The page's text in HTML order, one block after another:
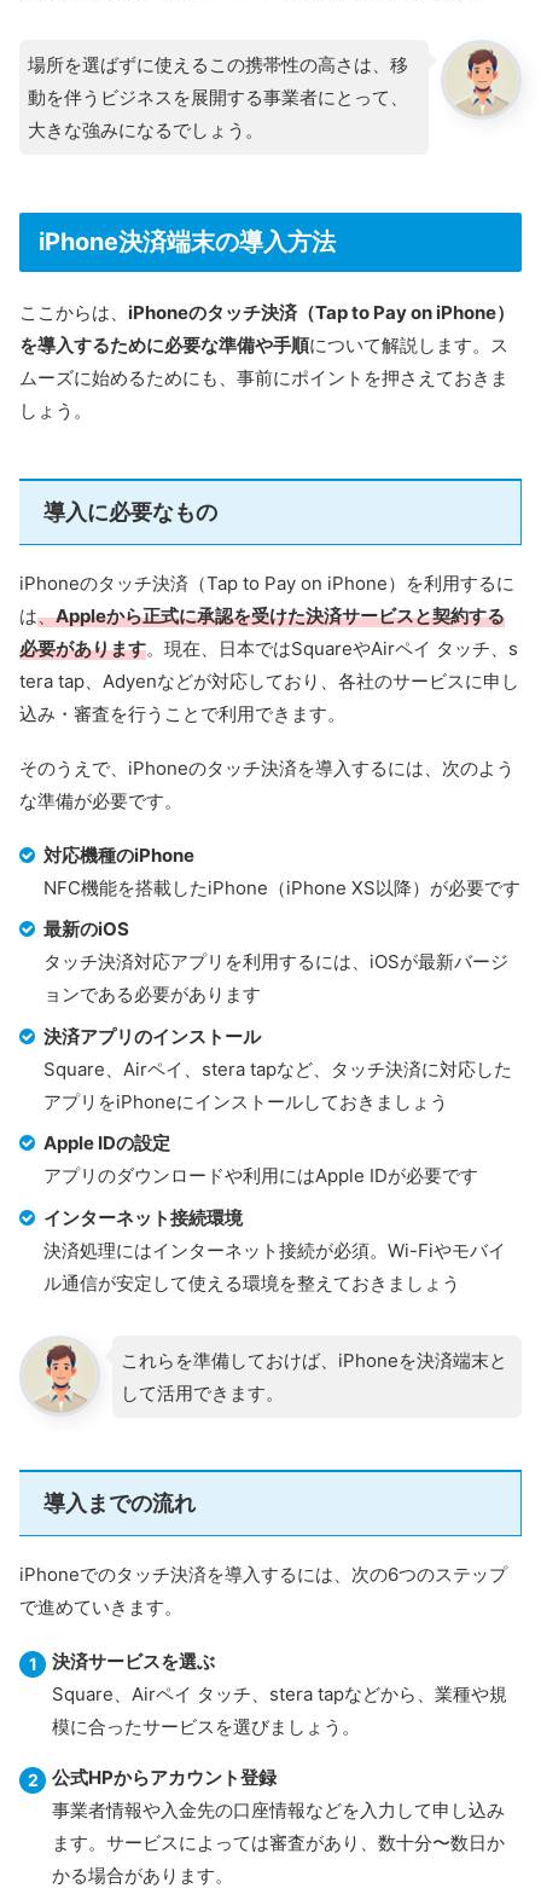
場所を選ばずに使えるこの携帯性の高さは、移
動を伴うビジネスを展開する事業者にとって、
大きな強みになるでしょう。
iPhone決済端末の導入方法
ここからは、 iPhoneのタッチ決済（Tap to Pay on iPhone）
を導入するために必要な準備や手順について解説します。ス
ムーズに始めるためにも、事前にポイントを押さえておきま
しょう。
導入に必要なもの
iPhoneのタッチ決済（Tap to Pay on iPhone）を利用するに
は、Appleから正式に承認を受けた決済サービスと契約する
必要があります。現在、日本ではSquareやAirペイ タッチ、s
tera tap、Adyenなどが対応しており、各社のサービスに申し
込み・審査を行うことで利用できます。
そのうえで、iPhoneのタッチ決済を導入するには、次のよう
な準備が必要です。
対応機種のiPhone
NFC機能を搭載したiPhone（iPhone XS以降）が必要です
最新のiOS
タッチ決済対応アプリを利用するには、iOSが最新バージ
ョンである必要があります
決済アプリのインストール
Square、Airペイ、stera tapなど、タッチ決済に対応した
アプリをiPhoneにインストールしておきましょう
Apple IDの設定
アプリのダウンロードや利用にはApple IDが必要です
インターネット接続環境
決済処理にはインターネット接続が必須。Wi-Fiやモバイ
ル通信が安定して使える環境を整えておきましょう
これらを準備しておけば、iPhoneを決済端末と
して活用できます。
導入までの流れ
iPhoneでのタッチ決済を導入するには、次の6つのステップ
で進めていきます。
決済サービスを選ぶ
Square、Airペイ タッチ、stera tapなどから、業種や規
模に合ったサービスを選びましょう。
公式HPからアカウント登録
事業者情報や入金先の口座情報などを入力して申し込み
ます。サービスによっては審査があり、数十分〜数日か
かる場合があります。